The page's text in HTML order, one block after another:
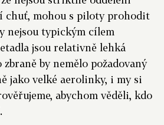
chuť, mohou s piloty prohodit
nejsou typickým cílem
jsou relativně lehká
by nemělo požadovaný
jako velké aerolinky, i my si
abychom věděli, kdo